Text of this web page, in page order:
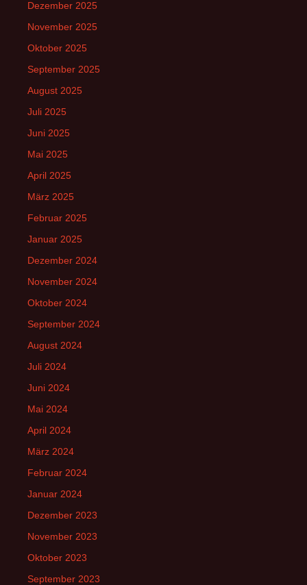
Dezember 2025
November 2025
Oktober 2025
September 2025
August 2025
Juli 2025
Juni 2025
Mai 2025
April 2025
März 2025
Februar 2025
Januar 2025
Dezember 2024
November 2024
Oktober 2024
September 2024
August 2024
Juli 2024
Juni 2024
Mai 2024
April 2024
März 2024
Februar 2024
Januar 2024
Dezember 2023
November 2023
Oktober 2023
September 2023